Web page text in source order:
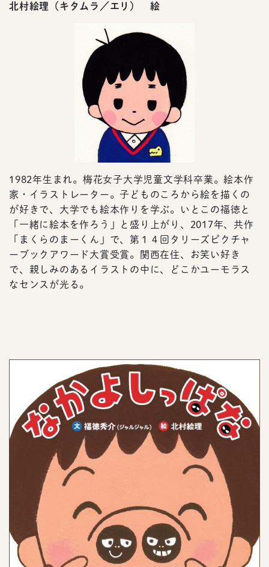
北村絵理（キタムラ／エリ） 絵
1982年生まれ。梅花女子大学児童文学科卒業。絵本作
家・イラストレーター。子どものころから絵を描くの
が好きで、大学でも絵本作りを学ぶ。いとこの福徳と
「一緒に絵本を作ろう」と盛り上がり、2017年、共作
「まくらのまーくん」で、第１４回タリーズピクチャ
ーブックアワード大賞受賞。関西在住、お笑い好き
で、親しみのあるイラストの中に、どこかユーモラス
なセンスが光る。